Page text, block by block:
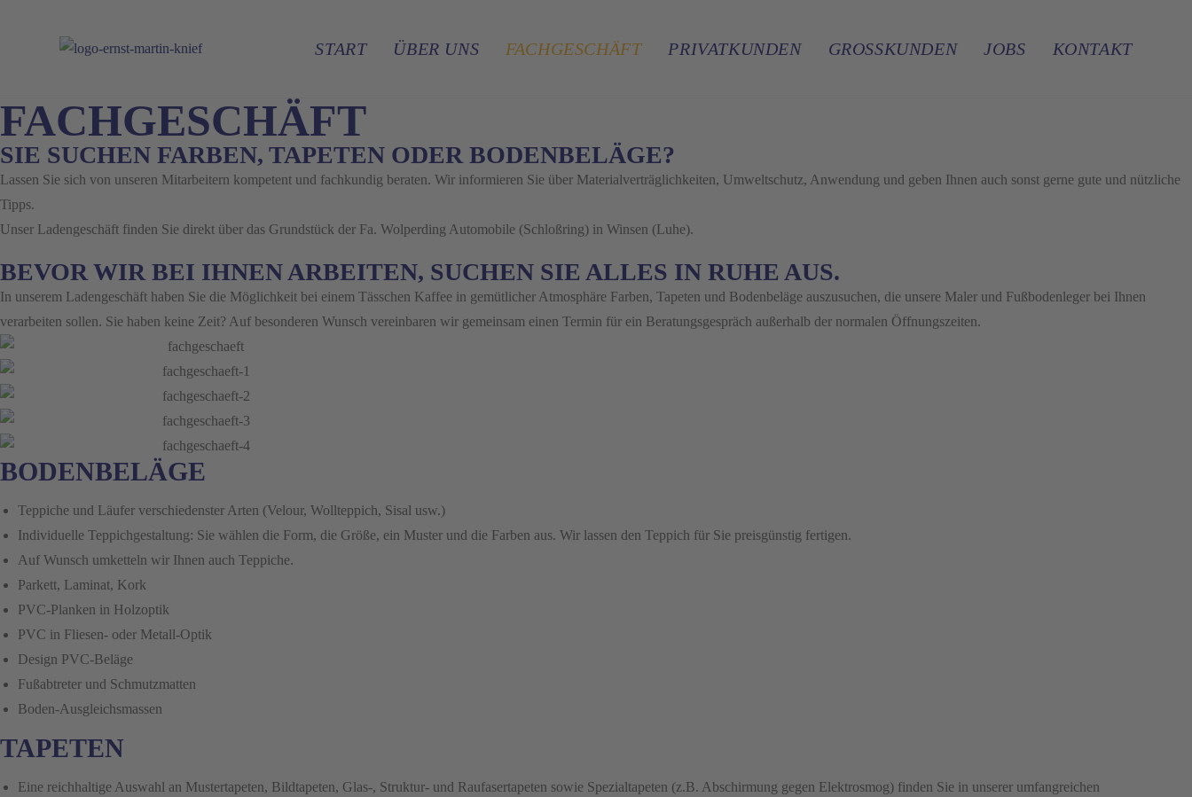
START ÜBER UNS FACHGESCHÄFT PRIVATKUNDEN GROSSKUNDEN JOBS KONTAKT
FACHGESCHÄFT
SIE SUCHEN FARBEN, TAPETEN ODER BODENBELÄGE?
Lassen Sie sich von unseren Mitarbeitern kompetent und fachkundig beraten. Wir informieren Sie über Materialverträglichkeiten, Umweltschutz, Anwendung und geben Ihnen auch sonst gerne gute und nützliche
Tipps.
Unser Ladengeschäft finden Sie direkt über das Grundstück der Fa. Wolperding Automobile (Schloßring) in Winsen (Luhe).
BEVOR WIR BEI IHNEN ARBEITEN, SUCHEN SIE ALLES IN RUHE AUS.
In unserem Ladengeschäft haben Sie die Möglichkeit bei einem Tässchen Kaffee in gemütlicher Atmosphäre Farben, Tapeten und Bodenbeläge auszusuchen, die unsere Maler und Fußbodenleger bei Ihnen
verarbeiten sollen. Sie haben keine Zeit? Auf besonderen Wunsch vereinbaren wir gemeinsam einen Termin für ein Beratungsgespräch außerhalb der normalen Öffnungszeiten.
BODENBELÄGE
Teppiche und Läufer verschiedenster Arten (Velour, Wollteppich, Sisal usw.)
Individuelle Teppichgestaltung: Sie wählen die Form, die Größe, ein Muster und die Farben aus. Wir lassen den Teppich für Sie preisgünstig fertigen.
Auf Wunsch umketteln wir Ihnen auch Teppiche.
Parkett, Laminat, Kork
PVC-Planken in Holzoptik
PVC in Fliesen- oder Metall-Optik
Design PVC-Beläge
Fußabtreter und Schmutzmatten
Boden-Ausgleichsmassen
TAPETEN
Eine reichhaltige Auswahl an Mustertapeten, Bildtapeten, Glas-, Struktur- und Raufasertapeten sowie Spezialtapeten (z.B. Abschirmung gegen Elektrosmog) finden Sie in unserer umfangreichen